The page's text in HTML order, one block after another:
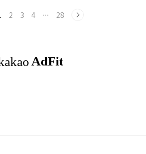
을 받은 호텔 주인..
제 재앙의 현실이었습
는 이처럼 국가 경제
퍼인플레이션이 왜 발
2 3 4 ··· 28